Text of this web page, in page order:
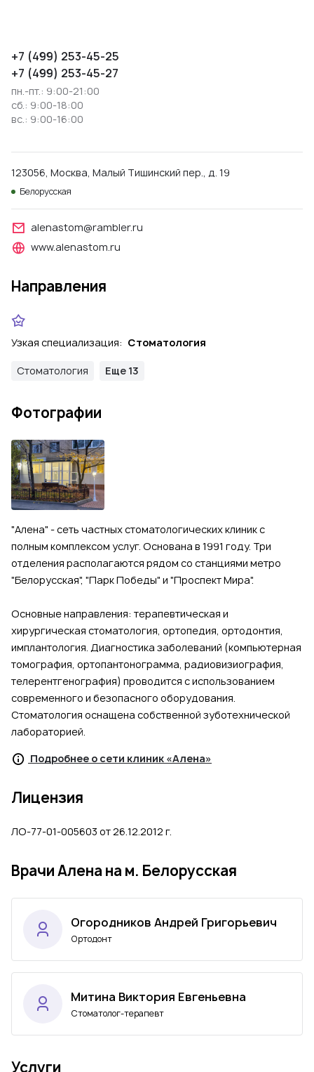
+7 (499) 253-45-25
+7 (499) 253-45-27
пн.-пт.: 9:00-21:00
сб.: 9:00-18:00
вс.: 9:00-16:00
123056, Москва, Малый Тишинский пер., д. 19
Белорусская
alenastom@rambler.ru
www.alenastom.ru
Направления
Узкая специализация: Стоматология
Стоматология Еще 13
Фотографии
"Алена" - сеть частных стоматологических клиник с
полным комплексом услуг. Основана в 1991 году. Три
отделения располагаются рядом со станциями метро
"Белорусская", "Парк Победы" и "Проспект Мира".
Основные направления: терапевтическая и
хирургическая стоматология, ортопедия, ортодонтия,
имплантология. Диагностика заболеваний (компьютерная
томография, ортопантонограмма, радиовизиография,
телерентгенография) проводится с использованием
современного и безопасного оборудования.
Стоматология оснащена собственной зуботехнической
лабораторией.
Подробнее о сети клиник «Алена»
Лицензия
ЛО-77-01-005603 от 26.12.2012 г.
Врачи Алена на м. Белорусская
Огородников Андрей Григорьевич
Ортодонт
Митина Виктория Евгеньевна
Стоматолог-терапевт
Услуги